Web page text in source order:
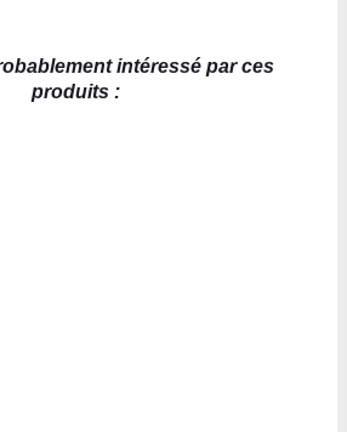
intéressé par ces
produits :